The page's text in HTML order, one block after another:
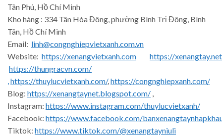
Tân Phú, Hồ Chí Minh
Kho hàng : 334 Tân Hòa Đông, phường Bình Trị Đông, Bình
Tân, Hồ Chí Minh
Email: linh@congnghiepvietxanh.com.vn
Website: https://xenangvietxanh.com
https://xenangtay.net
https://thungracvn.com/
,https://thuylucvietxanh.com/,https://congnghiepxanh.com/
Blog: https://xenangtaynet.blogspot.com/ ,
Instagram: https://www.instagram.com/thuylucvietxanh/
Facebook: https://www.facebook.com/
Tiktok: https://www.tiktok.com/@xenangtayniuli